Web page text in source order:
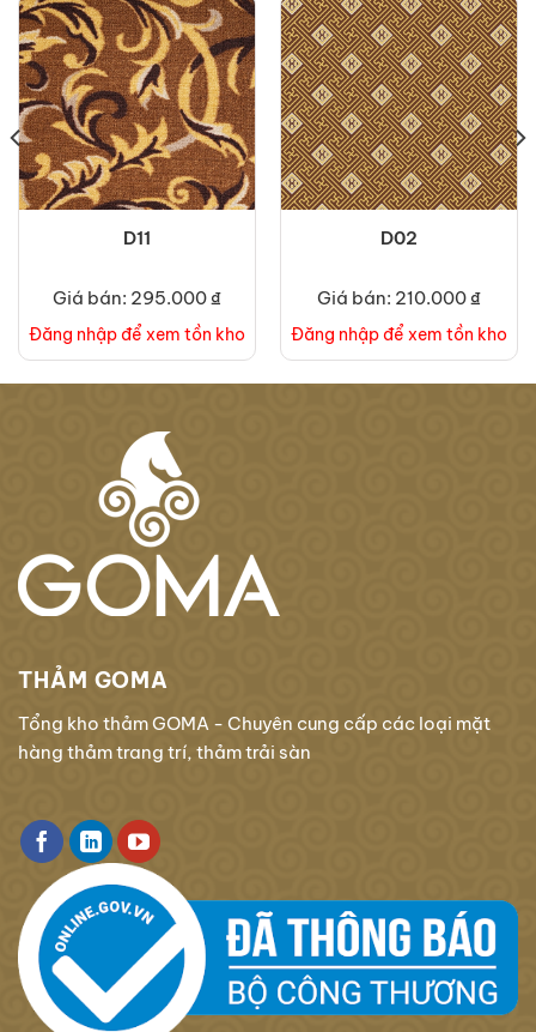
D11
Giá bán: 295.000 ₫
Đăng nhập để xem tồn kho
D02
Giá bán: 210.000 ₫
Đăng nhập để xem tồn kho
THẢM GOMA
Tổng kho thảm GOMA - Chuyên cung cấp các loại mặt
hàng thảm trang trí, thảm trải sàn